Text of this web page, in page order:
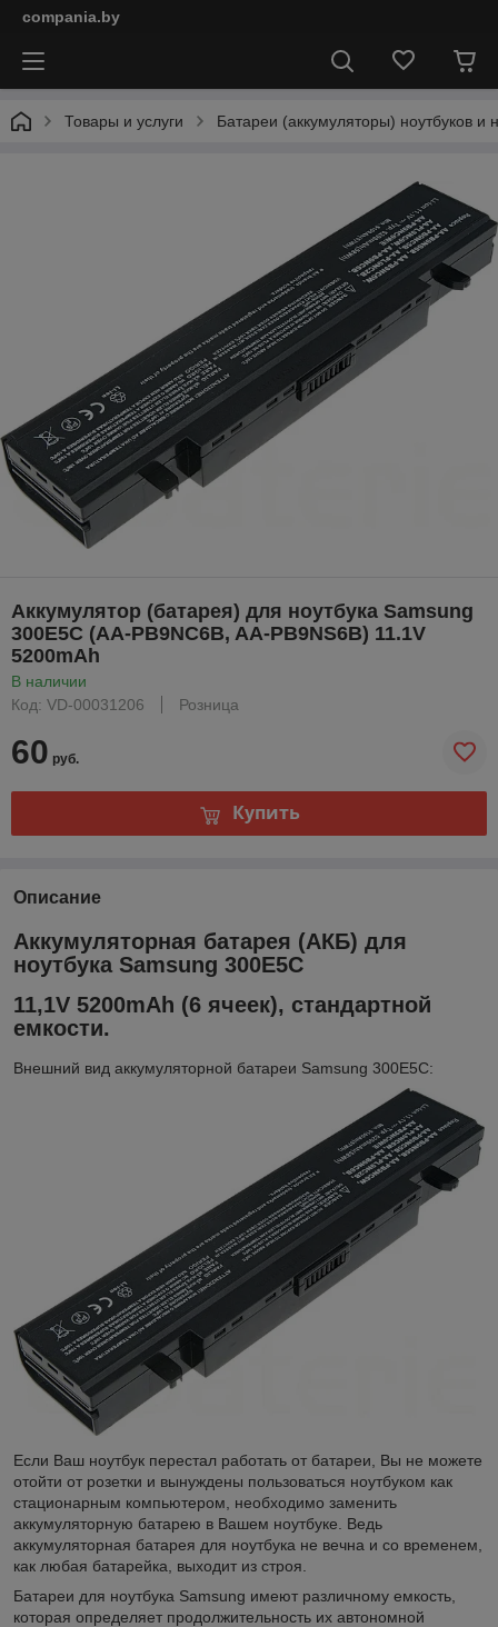
compania.by
Товары и услуги Батареи (аккумуляторы) ноутбуков и
Аккумулятор (батарея) для ноутбука Samsung
300E5C (AA-PB9NC6B, AA-PB9NS6B) 11.1V
5200mAh
В наличии
Код: VD-00031206
Розница
60 руб.
Купить
Описание
Аккумуляторная батарея (АКБ) для
ноутбука Samsung 300E5C
11,1V 5200mAh (6 ячеек), стандартной
емкости.
Внешний вид аккумуляторной батареи Samsung 300E5C:
Если Ваш ноутбук перестал работать от батареи, Вы не можете
отойти от розетки и вынуждены пользоваться ноутбуком как
стационарным компьютером, необходимо заменить
аккумуляторную батарею в Вашем ноутбуке. Ведь
аккумуляторная батарея для ноутбука не вечна и со временем,
как любая батарейка, выходит из строя.
Батареи для ноутбука Samsung имеют различному емкость,
которая определяет продолжительность их автономной